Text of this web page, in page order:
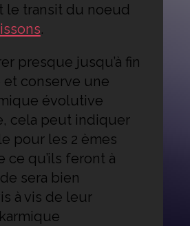
le transit du noeud
.
presque jusqu’à fin
conserve une
évolutive
cela peut indiquer
pour les 2 èmes
ce qu’ils feront à
sera bien
à vis de leur